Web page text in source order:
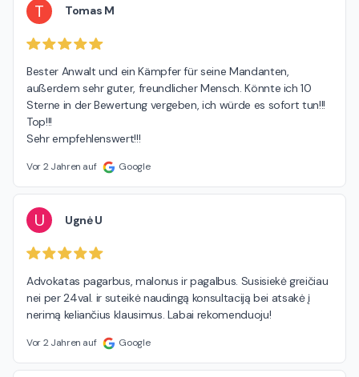
T Tomas M
Bester Anwalt und ein Kämpfer für seine Mandanten,
außerdem sehr guter, freundlicher Mensch. Könnte ich 10
Sterne in der Bewertung vergeben, ich würde es sofort tun!!!
Top!!!
Sehr empfehlenswert!!!
Vor 2 Jahren auf Google
U Ugnė U
Advokatas pagarbus, malonus ir pagalbus. Susisiekė greičiau
nei per 24val. ir suteikė naudingą konsultaciją bei atsakė į
nerimą keliančius klausimus. Labai rekomenduoju!
Vor 2 Jahren auf Google